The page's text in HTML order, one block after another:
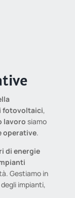
fotovoltaici,
lavoro siamo
operative.
di energie
Gestiamo in
impianti,